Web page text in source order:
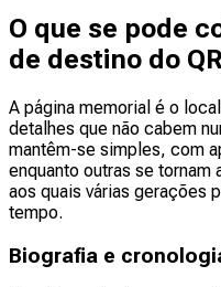
O que se pode
de destino do
A página memorial é o
detalhes que não cabem
mantêm-se simples, com
enquanto outras se
aos quais várias gerações
tempo.
Biografia e